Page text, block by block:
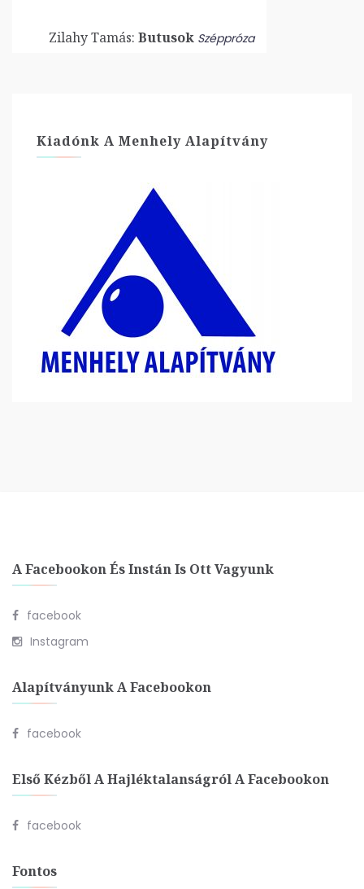
Zilahy Tamás: Butusok Széppróza
Kiadónk A Menhely Alapítvány
A Facebookon És Instán Is Ott Vagyunk
facebook
Instagram
Alapítványunk A Facebookon
facebook
Első Kézből A Hajléktalanságról A Facebookon
facebook
Fontos